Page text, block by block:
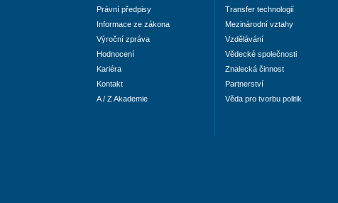
Právní předpisy
Informace ze zákona
Výroční zpráva
Hodnocení
Kariéra
Kontakt
A / Z Akademie
Transfer technologií
Mezinárodní vztahy
Vzdělávání
Vědecké společnosti
Znalecká činnost
Partnerství
Věda pro tvorbu politik